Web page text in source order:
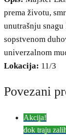
prema životu,
unutrašnju
sopstvenom
univerzalnom
Lokacija: 11/3
Povezani
Akcija!
dok traju